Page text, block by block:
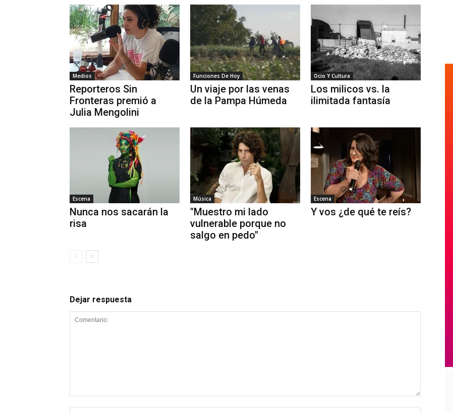
Medios
Reporteros Sin
Fronteras premió a
Julia Mengolini
Funciones De Hoy
Un viaje por las venas
de la Pampa Húmeda
Ocio Y Cultura
Los milicos vs. la
ilimitada fantasía
Escena
Nunca nos sacarán la
risa
Música
"Muestro mi lado
vulnerable porque no
salgo en pedo"
Escena
Y vos ¿de qué te reís?
Dejar respuesta